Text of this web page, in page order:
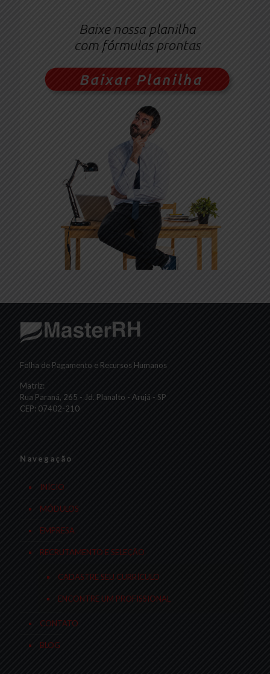
Folha de Pagamento e Recursos Humanos
Matriz:
Rua Paraná, 265 - Jd. Planalto - Arujá - SP
CEP: 07402-210
Navegação
INÍCIO
MÓDULOS
EMPRESA
RECRUTAMENTO E SELEÇÃO
CADASTRE SEU CURRÍCULO
ENCONTRE UM PROFISSIONAL
CONTATO
BLOG